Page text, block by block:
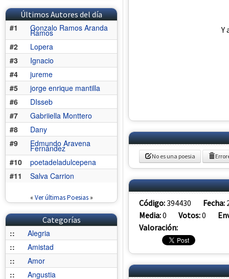
Últimos Autores del día
#1
Gonzalo Ramos Aranda
Ramos
#2
Lopera
#3
Ignacio
#4
jureme
#5
jorge enrique mantilla
#6
DIsseb
#7
Gabriiella Monttero
#8
Dany
#9
Edmundo Aravena
Fernández
#10
poetadeladulcepena
#11
Salva Carrion
« Ver últimas Poesias»
Categorías
::
Alegria
::
Amistad
::
Amor
::
Angustia
Y
No es una poesia
Código:394430 Fecha:
Media:0 Votos:0
Valoración: